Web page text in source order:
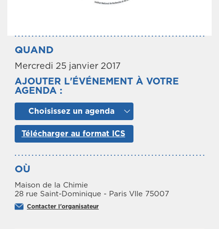
QUAND
Mercredi 25 janvier 2017
AJOUTER L'ÉVÉNEMENT À VOTRE
AGENDA :
Choisissez un agenda
Télécharger au format ICS
OÙ
Maison de la Chimie
28 rue Saint-Dominique - Paris VIIe 75007
Contacter l'organisateur